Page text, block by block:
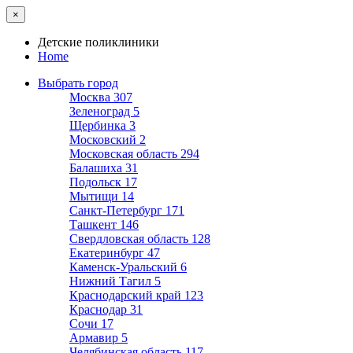
×
Детские поликлиники
Home
Выбрать город
Москва 307
Зеленоград 5
Щербинка 3
Московский 2
Московская область 294
Балашиха 31
Подольск 17
Мытищи 14
Санкт-Петербург 171
Ташкент 146
Свердловская область 128
Екатеринбург 47
Каменск-Уральский 6
Нижний Тагил 5
Краснодарский край 123
Краснодар 31
Сочи 17
Армавир 5